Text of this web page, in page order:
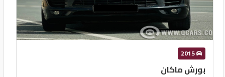
نظام توزيع قوة الفرامل EBD
حسسات اماميه
حسسات خلفيه 2015
بورش ماكان